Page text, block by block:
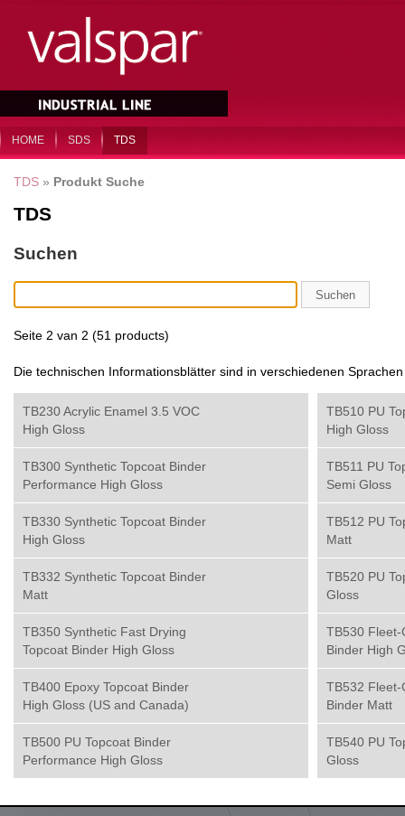
HOME SDS TDS
TDS » Produkt Suche
TDS
Suchen
Suchen
Seite 2 van 2 (51 products)
Die technischen Informationsblätter sind in verschiedenen
TB230 Acrylic Enamel 3.5 VOC
High Gloss
TB300 Synthetic Topcoat Binder
Performance High Gloss
TB330 Synthetic Topcoat Binder
High Gloss
TB332 Synthetic Topcoat Binder
Matt
TB350 Synthetic Fast Drying
Topcoat Binder High Gloss
TB400 Epoxy Topcoat Binder
High Gloss (US and Canada)
TB500 PU Topcoat Binder
Performance High Gloss
TB510 PU
High Gloss
TB511 PU
Semi Gloss
TB512 PU
Matt
TB520 PU
Gloss
TB530 Fleet-
Binder High
TB532 Fleet-
Binder Matt
TB540 PU
Gloss